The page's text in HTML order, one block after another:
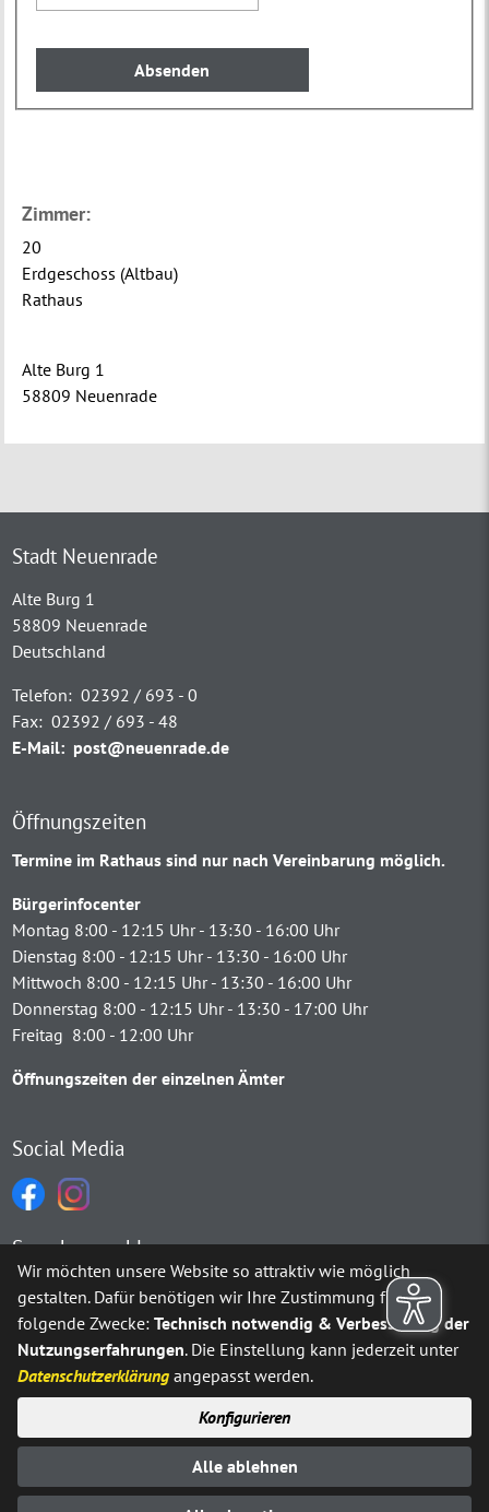
Zimmer:
20
Erdgeschoss (Altbau)
Rathaus
Alte Burg 1
58809 Neuenrade
Stadt Neuenrade
Alte Burg 1
58809 Neuenrade
Deutschland
Telefon: 02392 / 693 - 0
Fax: 02392 / 693 - 48
E-Mail: post@neuenrade.de
Öffnungszeiten
Termine im Rathaus sind nur nach Vereinbarung möglich.
Bürgerinfocenter
Montag 8:00 - 12:15 Uhr - 13:30 - 16:00 Uhr
Dienstag 8:00 - 12:15 Uhr - 13:30 - 16:00 Uhr
Mittwoch 8:00 - 12:15 Uhr - 13:30 - 16:00 Uhr
Donnerstag 8:00 - 12:15 Uhr - 13:30 - 17:00 Uhr
Freitag 8:00 - 12:00 Uhr
Öffnungszeiten der einzelnen Ämter
Social Media
Sprachauswahl
Möchten Sie vonGoogle Translate bereitgestellte externe
Ja Immer
Impressum Datenschutz
Erklärung zur Barrierefreiheit Kontakt
Wir möchten unsere Website so attraktiv wie möglich
gestalten. Dafür benötigen wir Ihre Zustimmung für
folgende Zwecke:Technisch notwendig & Verbesserung der
Nutzungserfahrungen. Die Einstellung kann jederzeit unter
Datenschutzerklärung angepasst werden.
Konfigurieren
Alle ablehnen